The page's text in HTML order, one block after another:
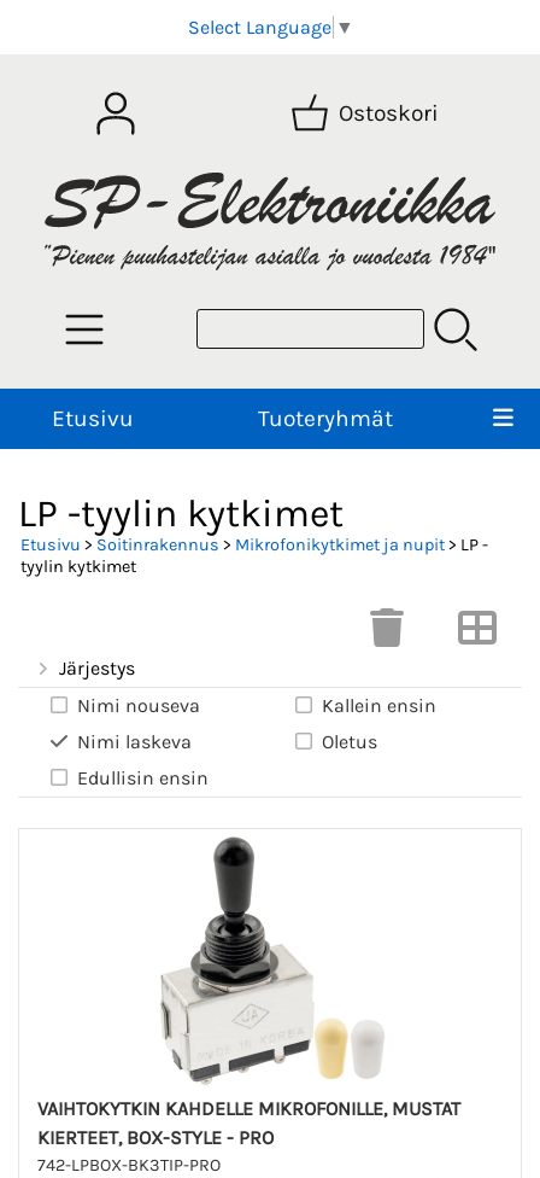
Select Language ▼
Ostoskori
Etusivu Tuoteryhmät
LP -tyylin kytkimet
Etusivu > Soitinrakennus > Mikrofonikytkimet ja nupit> LP -
tyylin kytkimet
Järjestys
Nimi nouseva
Nimi laskeva
Edullisin ensin
Kallein ensin
Oletus
VAIHTOKYTKIN KAHDELLE MIKROFONILLE, MUSTAT
KIERTEET, BOX-STYLE - PRO
742-LPBOX-BK3TIP-PRO